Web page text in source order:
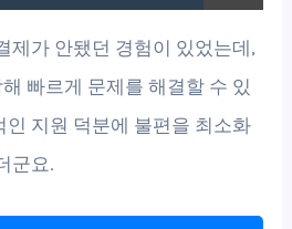
제가 안됐던 경험이 있었는데,
빠르게 문제를 해결할 수 있
인 지원 덕분에 불편을 최소화
군요.